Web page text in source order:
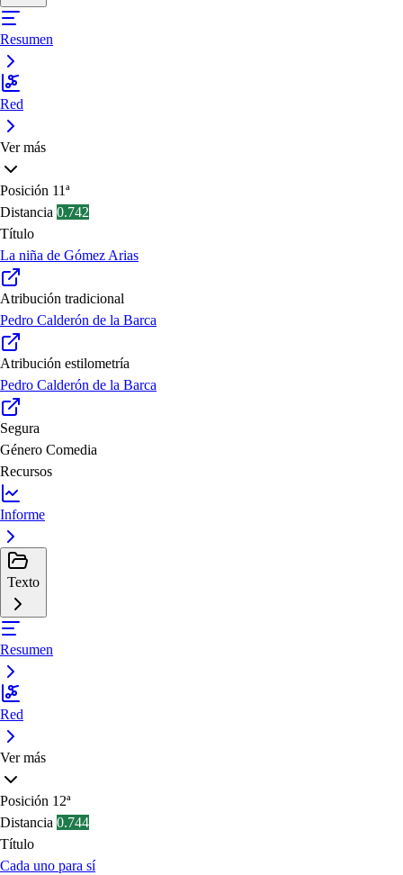
Resumen
Red
Ver más
Posición 11ª
Distancia 0.742
Título
La niña de Gómez Arias
Atribución tradicional
Pedro Calderón de la Barca
Atribución estilometría
Pedro Calderón de la Barca
Segura
Género Comedia
Recursos
Informe
Texto
Resumen
Red
Ver más
Posición 12ª
Distancia 0.744
Título
Cada uno para sí